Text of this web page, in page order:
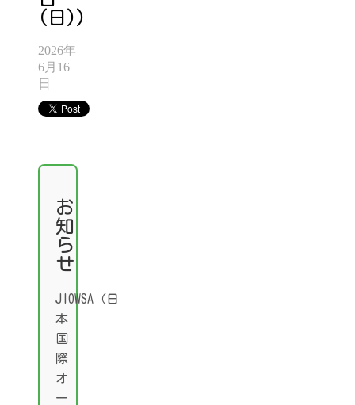
(日))
2026年
6月16
日
お
知
ら
せ
JIOWSA（日
本
国
際
オ
ー